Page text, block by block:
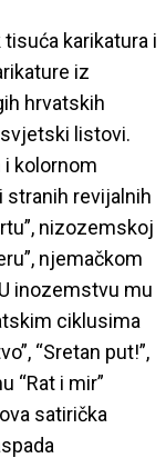
karikatura i
iz
hrvatskih
listovi.
kolornom
stranih revijalnih
nizozemskoj
njemačkom
inozemstvu mu
ciklusima
“Sretan put!”,
“Rat i mir”
satirička